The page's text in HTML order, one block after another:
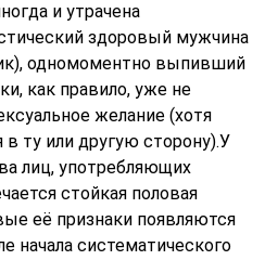
и утрачена
здоровый мужчина
одномоментно выпивший
как правило, уже не
желание (хотя
ту или другую сторону).У
лиц, употребляющих
стойкая половая
её признаки появляются
начала систематического